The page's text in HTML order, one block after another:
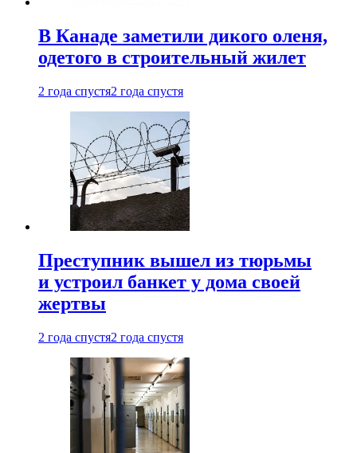
В Канаде заметили дикого оленя,
одетого в строительный жилет
2 года спустя2 года спустя
Преступник вышел из тюрьмы
и устроил банкет у дома своей
жертвы
2 года спустя2 года спустя